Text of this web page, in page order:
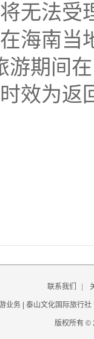
无法受
海南当
游期间
效为返
联系我们
业务 | 泰山文化国际旅行社
版权所有 ©